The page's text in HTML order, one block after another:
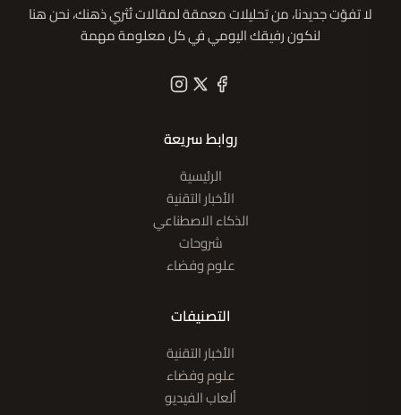
لا تفوّت جديدنا، من تحليلات معمقة لمقالات تُثري ذهنك، نحن هنا
لنكون رفيقك اليومي في كل معلومة مهمة
روابط سريعة
الرئيسية
الأخبار التقنية
الذكاء الاصطناعي
شروحات
علوم وفضاء
التصنيفات
الأخبار التقنية
علوم وفضاء
ألعاب الفيديو